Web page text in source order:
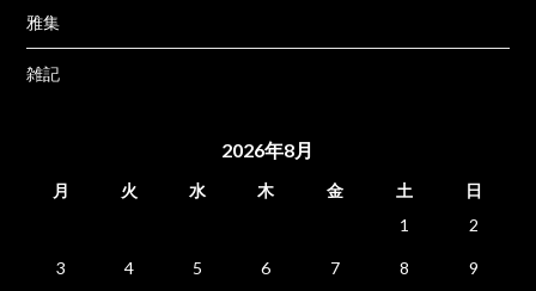
雅集
雑記
2026年8月
月 火 水 木 金 土
日
1
2
3 4 5 6 7 8 9